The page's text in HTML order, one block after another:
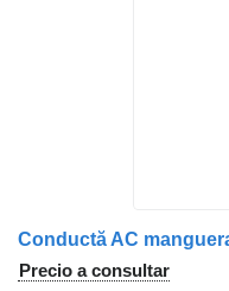
Precio a consultar